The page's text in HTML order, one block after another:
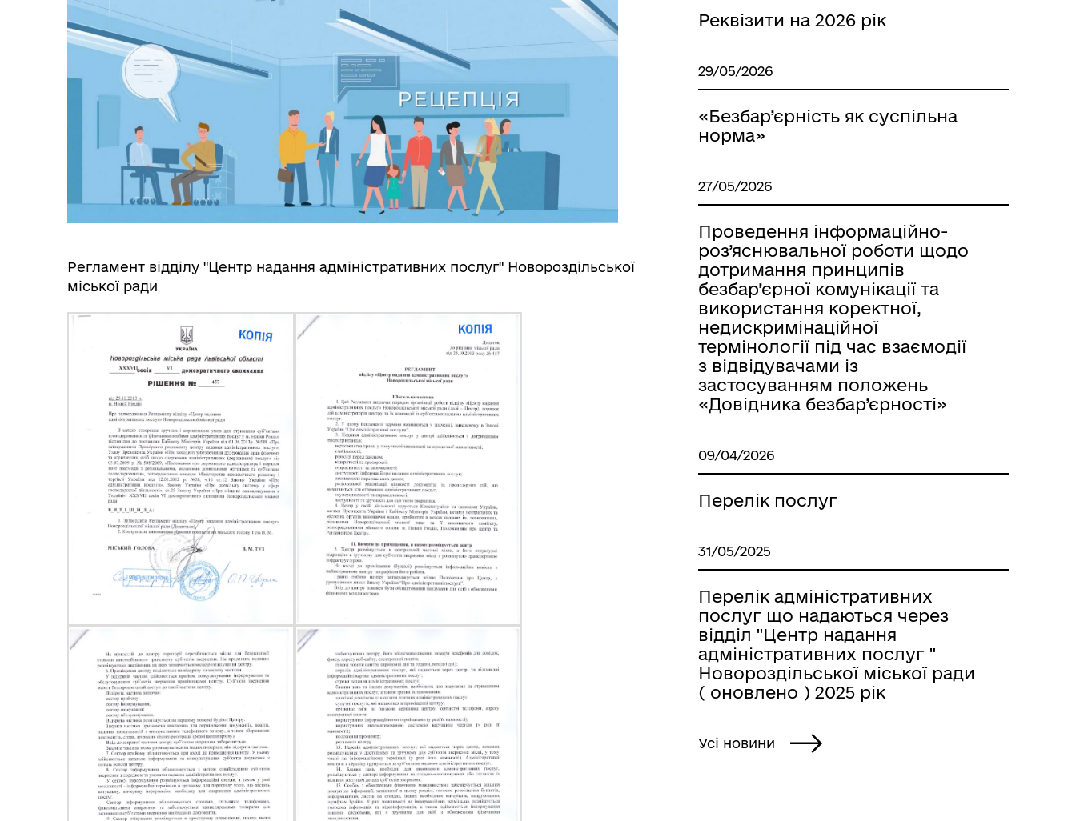
Регламент відділу "Центр надання адміністративних послуг" Новороздільської
міської ради
Реквізити на 2026 рік
29/05/2026
«Безбар’єрність як суспільна
норма»
27/05/2026
Проведення інформаційно-
роз’яснювальної роботи щодо
дотримання принципів
безбар’єрної комунікації та
використання коректної,
недискримінаційної
термінології під час взаємодії
з відвідувачами із
застосуванням положень
«Довідника безбар’єрності»
09/04/2026
Перелік послуг
31/05/2025
Перелік адміністративних
послуг що надаються через
відділ "Центр надання
адміністративних послуг "
Новороздільської міської ради
( оновлено ) 2025 рік
Усі новини